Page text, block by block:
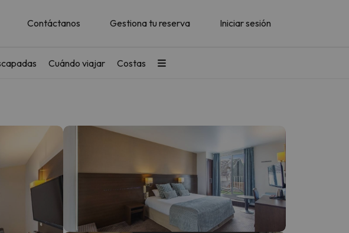
Contáctanos Gestiona tu reserva Iniciar sesión
Cuándo viajar Costas